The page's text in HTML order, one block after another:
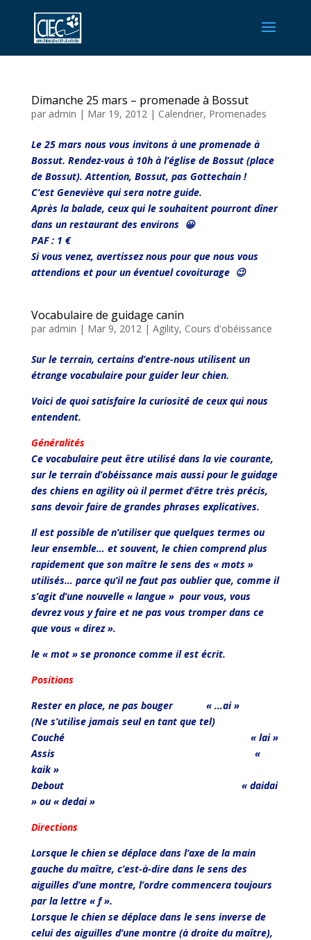
Dimanche 25 mars – promenade à Bossut
par admin | Mar 19, 2012| Calendrier, Promenades
Le 25 mars nous vous invitons à une promenade à
Bossut. Rendez-vous à 10h à l’église de Bossut (place
de Bossut). Attention, Bossut, pas Gottechain !
C’est Geneviève qui sera notre guide.
Après la balade, ceux qui le souhaitent pourront dîner
dans un restaurant des environs 😀
PAF : 1 €
Si vous venez, avertissez nous pour que nous vous
attendions et pour un éventuel covoiturage 😉
Vocabulaire de guidage canin
par admin | Mar 9, 2012| Agility, Cours d'obéissance
Sur le terrain, certains d’entre-nous utilisent un
étrange vocabulaire pour guider leur chien.
Voici de quoi satisfaire la curiosité de ceux qui nous
entendent.
Généralités
Ce vocabulaire peut être utilisé dans la vie courante,
sur le terrain d’obéissance mais aussi pour le guidage
des chiens en agility où il permet d’être très précis,
sans devoir faire de grandes phrases explicatives.
Il est possible de n’utiliser que quelques termes ou
leur ensemble… et souvent, le chien comprend plus
rapidement que son maître le sens des « mots »
utilisés… parce qu’il ne faut pas oublier que, comme il
s’agit d’une nouvelle « langue » pour vous, vous
devrez vous y faire et ne pas vous tromper dans ce
que vous « direz ».
le « mot » se prononce comme il est écrit.
Positions
Rester en place, ne pas bouger « …ai »
(Ne s’utilise jamais seul en tant que tel)
Couché « lai »
Assis «
kaik »
Debout « daidai
» ou « dedai »
Directions
Lorsque le chien se déplace dans l’axe de la main
gauche du maître, c’est-à-dire dans le sens des
aiguilles d’une montre, l’ordre commencera toujours
par la lettre « f ».
Lorsque le chien se déplace dans le sens inverse de
celui des aiguilles d’une montre (à droite du maître),